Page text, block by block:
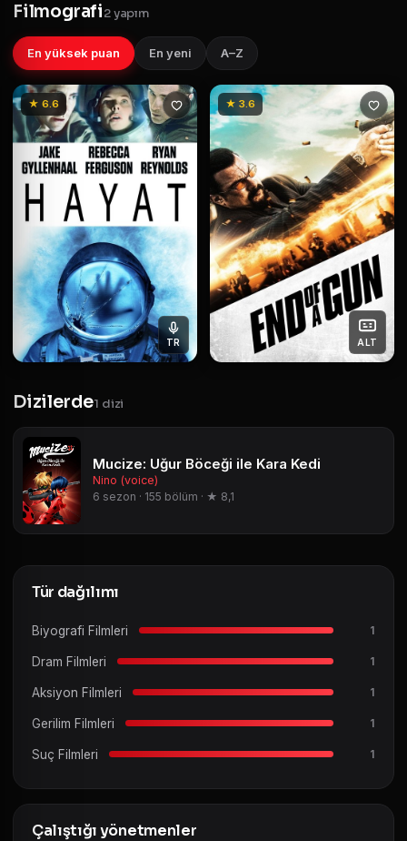
Filmografi2 yapım
En yüksek puan En yeni A–Z
★ 6.6
TR
★ 3.6
ALT
Dizilerde1 dizi
Mucize: Uğur Böceği ile Kara Kedi
Nino (voice)
6 sezon · 155 bölüm · ★ 8,1
Tür dağılımı
Biyografi Filmleri 1
Dram Filmleri 1
Aksiyon Filmleri 1
Gerilim Filmleri 1
Suç Filmleri 1
Çalıştığı yönetmenler